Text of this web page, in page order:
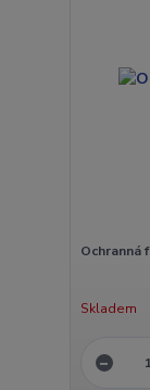
Ochranná
Skladem